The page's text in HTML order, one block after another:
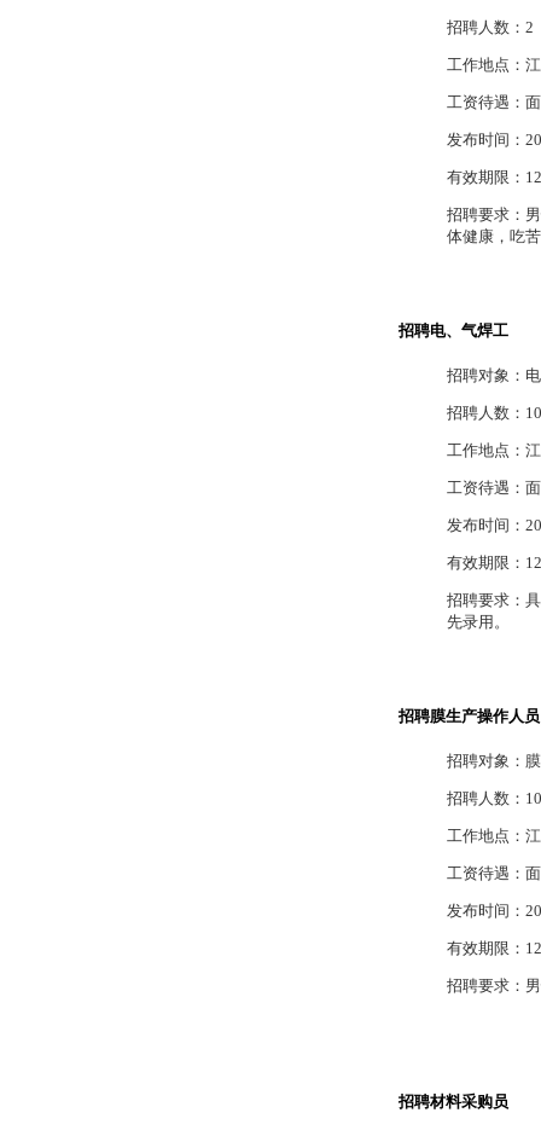
招聘人数：2
工作地点：
工资待遇：
发布时间：
有效期限：
招聘要求：
体健康，吃
招聘电、气焊工
招聘对象：
招聘人数：10
工作地点：
工资待遇：
发布时间：
有效期限：
招聘要求：
先录用。
招聘膜生产操作人员
招聘对象：
招聘人数：10
工作地点：
工资待遇：
发布时间：
有效期限：
招聘要求：
招聘材料采购员